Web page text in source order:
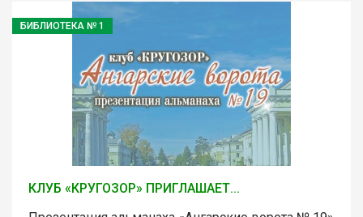
БИБЛИОТЕКА № 1
КЛУБ «КРУГОЗОР» ПРИГЛАШАЕТ...